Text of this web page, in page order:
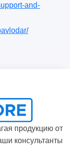
and-
продукцию от
консультанты